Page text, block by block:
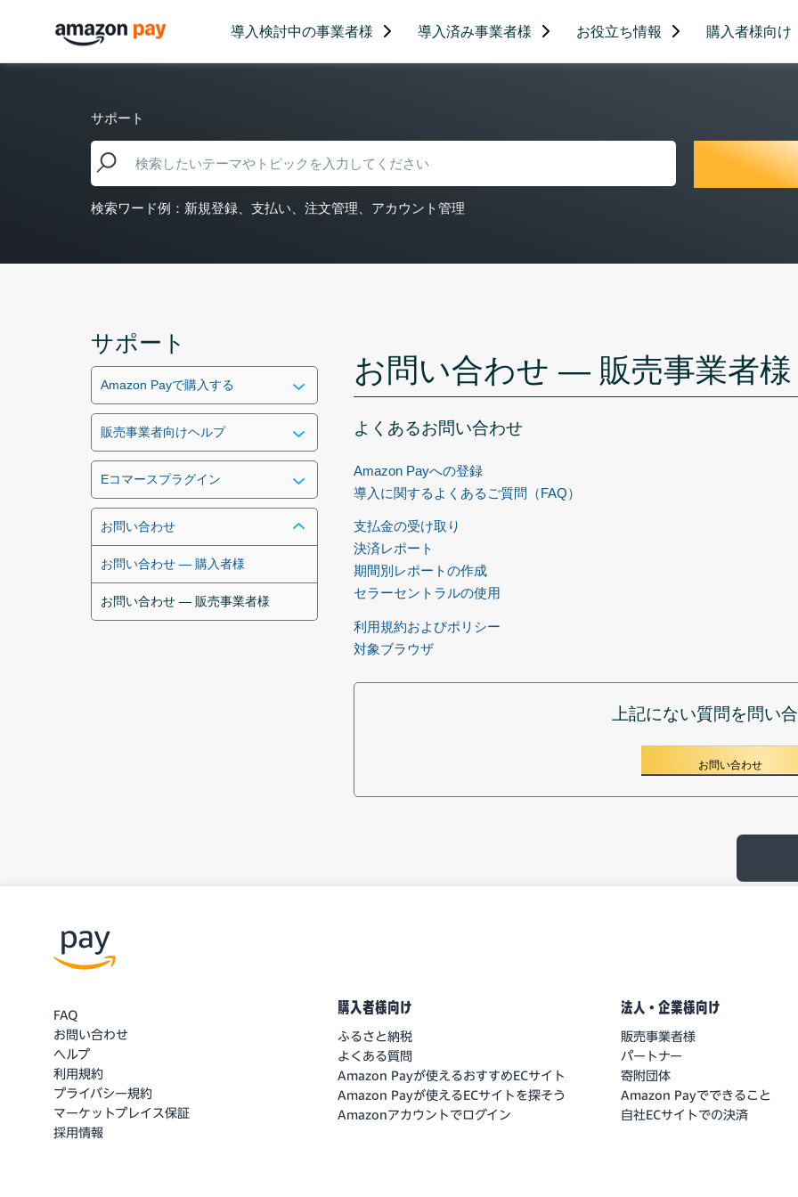
導入検討中の事業者様 導入済み事業者様 お役立ち情報 購入者様向け
サポート
検索ワード例：新規登録、支払い、注文管理、アカウント管理
サポート
Amazon Payで購入する
販売事業者向けヘルプ
Eコマースプラグイン
お問い合わせ
お問い合わせ — 購入者様
お問い合わせ — 販売事業者様
お問い合わせ — 販売事業者様
よくあるお問い合わせ
Amazon Payへの登録
導入に関するよくあるご質問（FAQ）
支払金の受け取り
決済レポート
期間別レポートの作成
セラーセントラルの使用
利用規約およびポリシー
対象ブラウザ
上記にない質問を問い
お問い合わせ
FAQ
お問い合わせ
ヘルプ
利用規約
プライバシー規約
マーケットプレイス保証
採用情報
購入者様向け
ふるさと納税
よくある質問
Amazon Payが使えるおすすめECサイト
Amazon Payが使えるECサイトを探そう
Amazonアカウントでログイン
法人・企業様向け
販売事業者様
パートナー
寄附団体
Amazon Payでできること
自社ECサイトでの決済